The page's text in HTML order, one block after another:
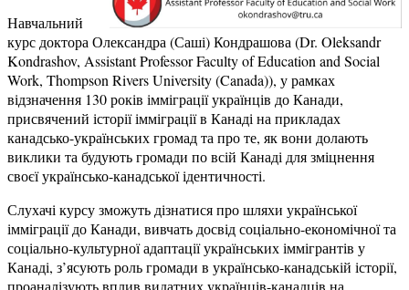
Навчальний
курс доктора Олександра (Саші) Кондрашова (Dr. Oleksandr
Kondrashov, Assistant Professor Faculty of Education and Social
Work, Thompson Rivers University (Canada)), у рамках
відзначення 130 років імміграції українців до Канади,
присвячений історії імміграції в Канаді на прикладах
канадсько-українських громад та про те, як вони долають
виклики та будують громади по всій Канаді для зміцнення
своєї українсько-канадської ідентичності.
Слухачі курсу зможуть дізнатися про шляхи української
імміграції до Канади, вивчать досвід соціально-економічної та
соціально-культурної адаптації українських іммігрантів у
Канаді, з’ясують роль громади в українсько-канадській історії,
проаналізують вплив видатних українців-канадців на